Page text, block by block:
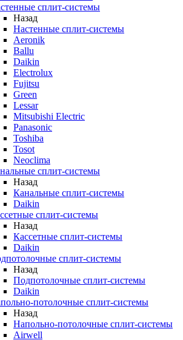
сплит-системы
Назад
Настенные сплит-системы
Aeronik
Ballu
Daikin
Electrolux
Fujitsu
Green
Lessar
Mitsubishi Electric
Panasonic
Toshiba
Tosot
Neoclima
сплит-системы
Назад
Канальные сплит-системы
Daikin
сплит-системы
Назад
Кассетные сплит-системы
Daikin
сплит-системы
Назад
Подпотолочные сплит-системы
Daikin
потолочные сплит-системы
Назад
Напольно-потолочные сплит-системы
Airwell